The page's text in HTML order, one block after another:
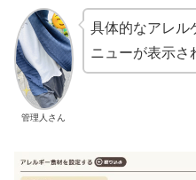
管理人さん
具体的なアレル
ニューが表示さ